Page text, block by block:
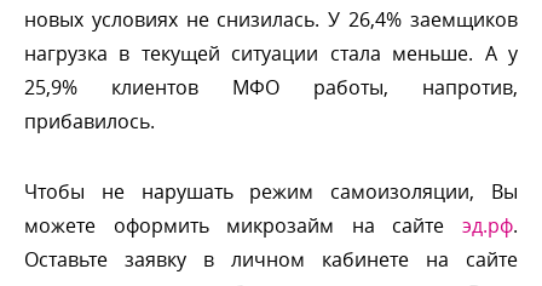
новых условиях не снизилась. У 26,4% заемщико
нагрузка в текущей ситуации стала меньше. А у
25,9% клиентов МФО работы, напротив,
прибавилось.
Чтобы не нарушать режим самоизоляции, Вы
можете оформить микрозайм на сайте эд.рф.
Оставьте заявку в личном кабинете на сайте